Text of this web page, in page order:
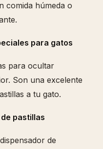
comida húmeda o
para gatos
para ocultar
Son una excelente
a tu gato.
pastillas
de